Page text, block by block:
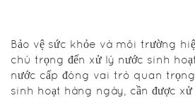
website của
Ecomax: https://
Bảo vệ sức khỏe và môi trường
chú trọng đến xử lý nước sinh
nước cấp đóng vai trò quan
sinh hoạt hàng ngày, cần được